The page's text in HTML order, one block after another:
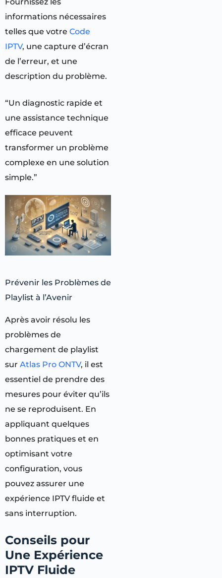
informations nécessaires
telles que votre Code
IPTV, une capture d’écran
de l’erreur, et une
description du problème.
“Un diagnostic rapide et
une assistance technique
efficace peuvent
transformer un problème
complexe en une solution
simple.”
Prévenir les Problèmes de
Playlist à l’Avenir
Après avoir résolu les
problèmes de
chargement de playlist
sur Atlas Pro ONTV, il est
essentiel de prendre des
mesures pour éviter qu’ils
ne se reproduisent. En
appliquant quelques
bonnes pratiques et en
optimisant votre
configuration, vous
pouvez assurer une
expérience IPTV fluide et
sans interruption.
Conseils pour
Une Expérience
IPTV Fluide